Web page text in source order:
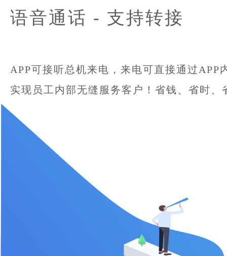
语音通话 - 支持转接
APP可接听总机来电，来电可直接通过APP
实现员工内部无缝服务客户！省钱、省时、